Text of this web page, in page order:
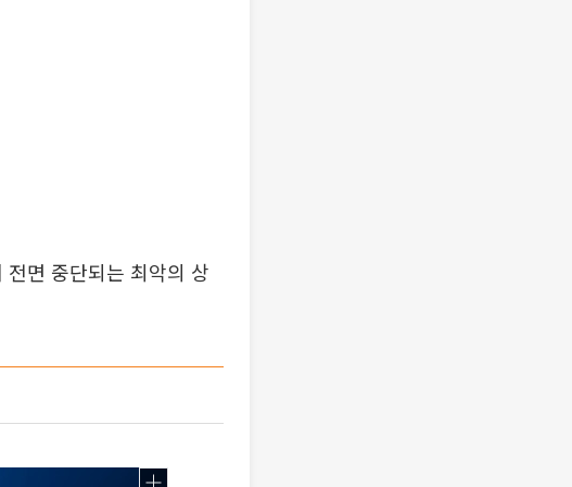
면 중단되는 최악의 상